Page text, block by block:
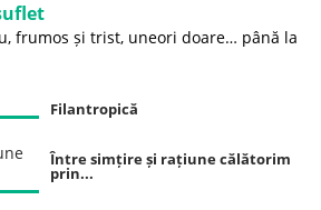
frumos și trist, uneori doare… până la
Filantropică
Între simțire și rațiune călătorim
prin...